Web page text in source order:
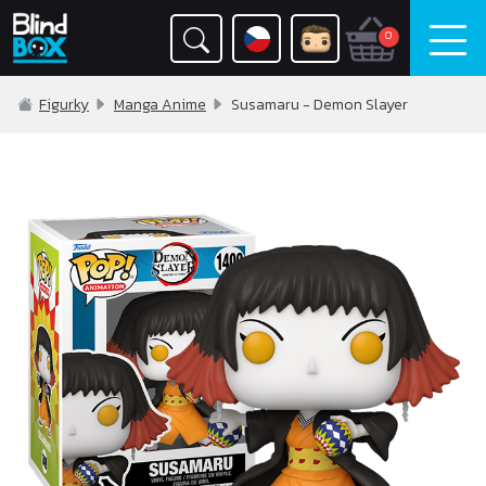
0
Figurky Manga Anime Susamaru - Demon Slayer